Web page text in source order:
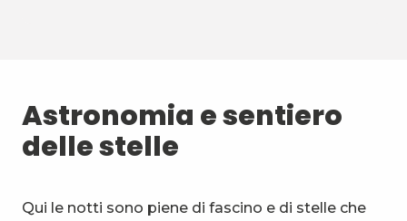
2 Biathlon estivo
3 Sport aerei
4 Sport di montagna e natura
Astronomia e sentiero
delle stelle
Qui le notti sono piene di fascino e di stelle che